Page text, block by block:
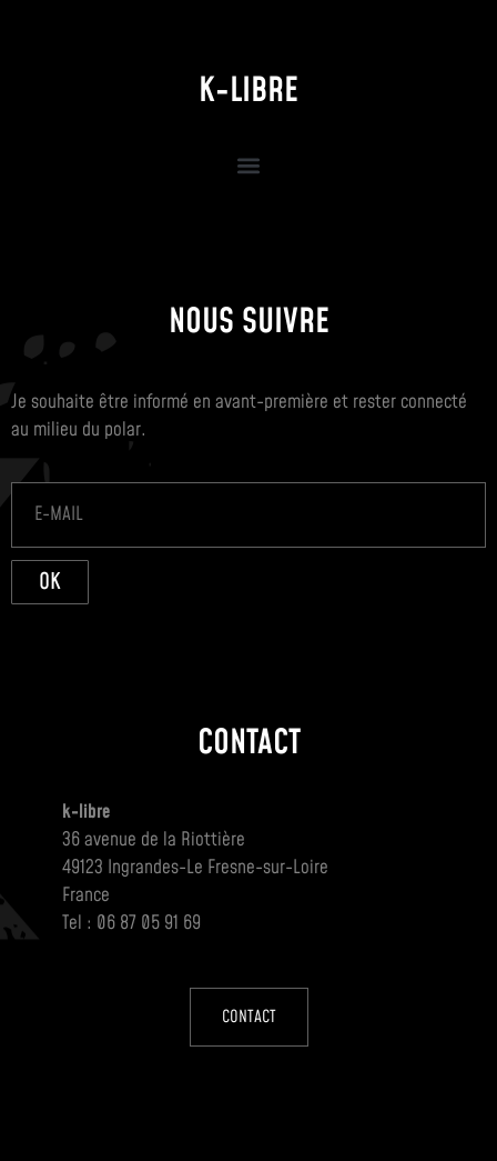
K-LIBRE
NOUS SUIVRE
Je souhaite être informé en avant-première et rester connecté
au milieu du polar.
OK
CONTACT
k-libre
36 avenue de la Riottière
49123 Ingrandes-Le Fresne-sur-Loire
France
Tel : 06 87 05 91 69
CONTACT